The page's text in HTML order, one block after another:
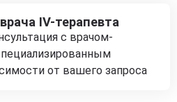
IV-терапевта
с врачом-
от вашего запроса